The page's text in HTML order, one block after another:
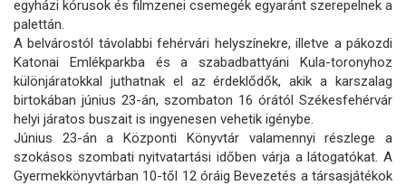
egyházi kórusok és filmzenei csemegék egyaránt szerepelnek a
palettán.
A belvárostól távolabbi fehérvári helyszínekre, illetve a pákozdi
Katonai Emlékparkba és a szabadbattyáni Kula-toronyhoz
különjáratokkal juthatnak el az érdeklődők, akik a karszalag
birtokában június 23-án, szombaton 16 órától Székesfehérvár
helyi járatos buszait is ingyenesen vehetik igénybe.
Június 23-án a Központi Könyvtár valamennyi részlege a
szokásos szombati nyitvatartási időben várja a látogatókat. A
Gyermekkönyvtárban 10-től 12 óráig Bevezetés a társasjátékok